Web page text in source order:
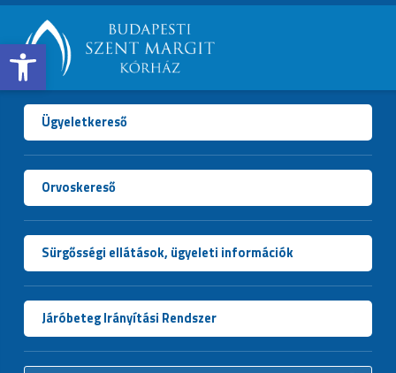
Open toolbar
BUDAPESTI
SZENT
MARGIT
KÓRHÁZ
Ügyeletkereső
Orvoskereső
Sürgősségi ellátások, ügyeleti információk
Járóbeteg Irányítási Rendszer
Keresés: